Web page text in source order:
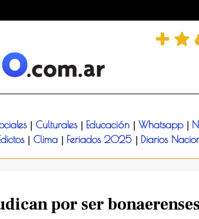
Culturales Educación Whatsapp
Clima Feriados 2025 Diarios
por ser